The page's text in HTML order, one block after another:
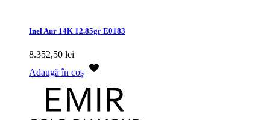
Inel Aur 14K 12.85gr E0183
8.352,50 lei
Adaugă în coș